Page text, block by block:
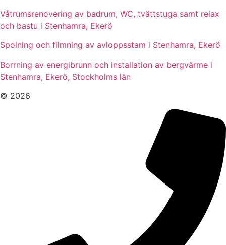
Våtrumsrenovering av badrum, WC, tvättstuga samt relax
och bastu i Stenhamra, Ekerö
Spolning och filmning av avloppsstam i Stenhamra, Ekerö
Borrning av energibrunn och installation av bergvärme i
Stenhamra, Ekerö, Stockholms län
© 2026